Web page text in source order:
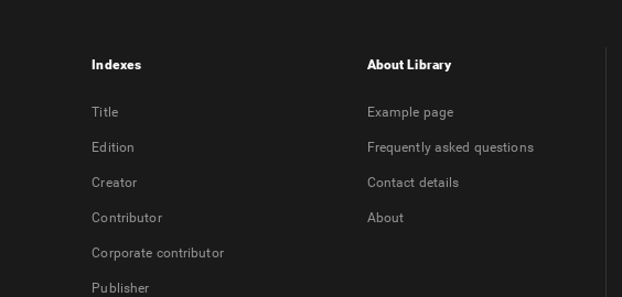
Indexes
Title
Edition
Creator
Contributor
Corporate contributor
Publisher
About Library
Example page
Frequently asked questions
Contact details
About